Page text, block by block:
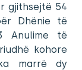
gjithsejtë 54
Dhënie të
Anulime të
kohore
marrë dy